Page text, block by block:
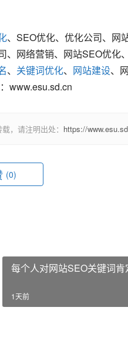
、SEO优化、优化公司、网
网络营销、网站SEO优化
、 关键词优化、 网站建设、
www.esu.sd.cn
，请注明出处： https://
(0)
每个人对网站SEO关键词
1天前